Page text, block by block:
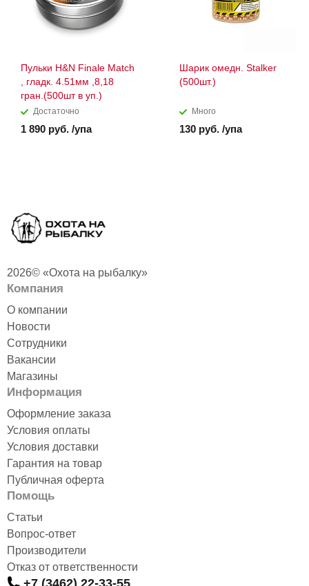
Пульки H&N Finale Match
, гладк. 4.51мм ,8,18
гран.(500шт в уп.)
Достаточно
1 890 руб. /упа
Шарик омедн. Stalker
(500шт.)
Много
130 руб. /упа
2026© «Охота на рыбалку»
Компания
О компании
Новости
Сотрудники
Вакансии
Магазины
Информация
Оформление заказа
Условия оплаты
Условия доставки
Гарантия на товар
Публичная оферта
Помощь
Статьи
Вопрос-ответ
Производители
Отказ от ответственности
+7 (3462) 22-33-55